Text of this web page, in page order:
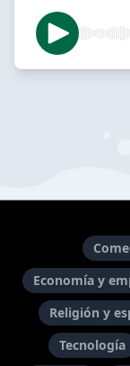
Economía y
Religión y
Tecnología